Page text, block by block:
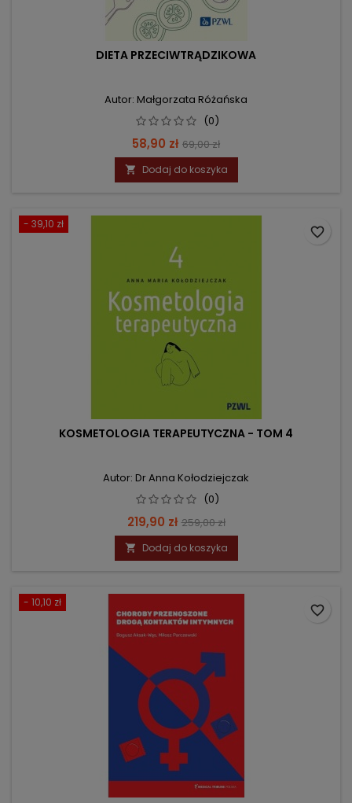
DIETA PRZECIWTRĄDZIKOWA
Autor: Małgorzata Różańska
(0)
Cena
58,90 zł Cena
podstawowa
69,00 zł
 Dodaj do koszyka
- 39,10 zł
KOSMETOLOGIA TERAPEUTYCZNA - TOM 4
Autor: Dr Anna Kołodziejczak
(0)
Cena
219,90 zł Cena
podstawowa
259,00 zł
 Dodaj do koszyka
favorite_border
- 10,10 zł
favorite_border